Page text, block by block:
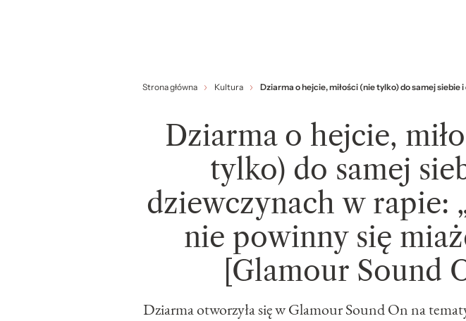
Strona główna Kultura Dziarma o hejcie, miłości (nie tylko) do samej
Dziarma o hejcie,
tylko) do samej
dziewczynach w rapie:
nie powinny się
[Glamour Sound
Dziarma otworzyła się w Glamour Sound On na